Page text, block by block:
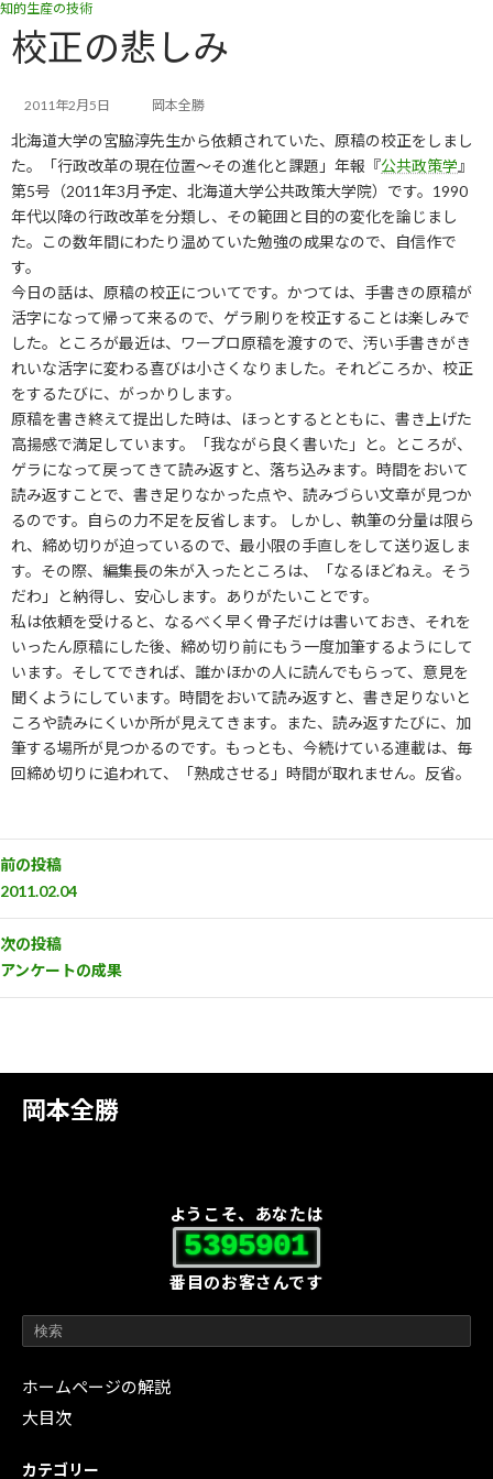
コ
テ
ス
キ
ッ
プ
ナ
ゲ
ン
に
移
動
岡本全勝
ようこそ、あなたは
5395901
番目のお客さんです
ホームページの解説
大目次
カテゴリー
知的生産の技術
校正の悲しみ
2011年2月5日 岡本全勝
北海道大学の宮脇淳先生から依頼されていた、原稿の校正をしまし
た。「行政改革の現在位置～その進化と課題」年報『公共政策学 』
第5号（2011年3月予定、北海道大学公共政策大学院）です。1990
年代以降の行政改革を分類し、その範囲と目的の変化を論じまし
た。この数年間にわたり温めていた勉強の成果なので、自信作で
す。
今日の話は、原稿の校正についてです。かつては、手書きの原稿が
活字になって帰って来るので、ゲラ刷りを校正することは楽しみで
した。ところが最近は、ワープロ原稿を渡すので、汚い手書きがき
れいな活字に変わる喜びは小さくなりました。それどころか、校正
をするたびに、がっかりします。
原稿を書き終えて提出した時は、ほっとするとともに、書き上げた
高揚感で満足しています。「我ながら良く書いた」と。ところが、
ゲラになって戻ってきて読み返すと、落ち込みます。時間をおいて
読み返すことで、書き足りなかった点や、読みづらい文章が見つか
るのです。自らの力不足を反省します。 しかし、執筆の分量は限ら
れ、締め切りが迫っているので、最小限の手直しをして送り返しま
す。その際、編集長の朱が入ったところは、「なるほどねえ。そう
だわ」と納得し、安心します。ありがたいことです。
私は依頼を受けると、なるべく早く骨子だけは書いておき、それを
いったん原稿にした後、締め切り前にもう一度加筆するようにして
います。そしてできれば、誰かほかの人に読んでもらって、意見を
聞くようにしています。時間をおいて読み返すと、書き足りないと
ころや読みにくいか所が見えてきます。また、読み返すたびに、加
筆する場所が見つかるのです。もっとも、今続けている連載は、毎
回締め切りに追われて、「熟成させる」時間が取れません。反省。
前の投稿
2011.02.04
次の投稿
アンケートの成果